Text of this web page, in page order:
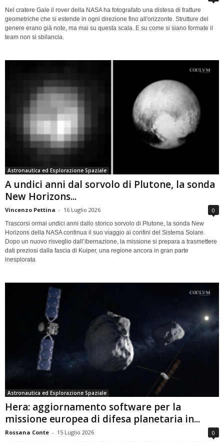
Nel cratere Gale il rover della NASA ha fotografato una distesa di fratture
geometriche che si estende in ogni direzione fino all'orizzonte. Strutture del
genere erano già note, ma mai su questa scala. E su come si siano formate il
team non si sbilancia.
Astronautica ed Esplorazione Spaziale
A undici anni dal sorvolo di Plutone, la sonda
New Horizons...
Vincenzo Pettina - 16 Luglio 2026 0
Trascorsi ormai undici anni dallo storico sorvolo di Plutone, la sonda New
Horizons della NASA continua il suo viaggio ai confini del Sistema Solare.
Dopo un nuovo risveglio dall’ibernazione, la missione si prepara a trasmettere
dati preziosi dalla fascia di Kuiper, una regione ancora in gran parte
inesplorata
Astronautica ed Esplorazione Spaziale
Hera: aggiornamento software per la
missione europea di difesa planetaria in...
Rossana Conte - 15 Luglio 2026 0